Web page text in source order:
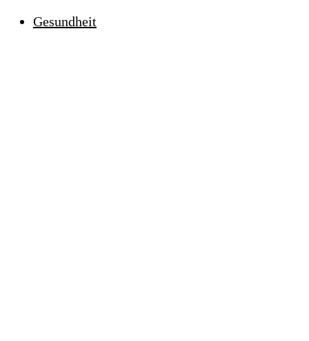
Gesundheit